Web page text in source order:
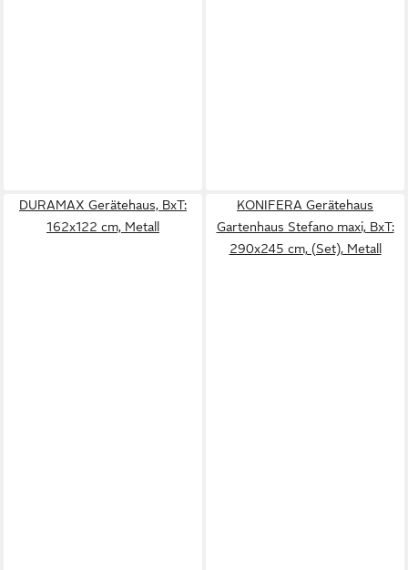
DURAMAX Gerätehaus, BxT:
162x122 cm, Metall
KONIFERA Gerätehaus
Gartenhaus Stefano maxi, BxT:
290x245 cm, (Set), Metall